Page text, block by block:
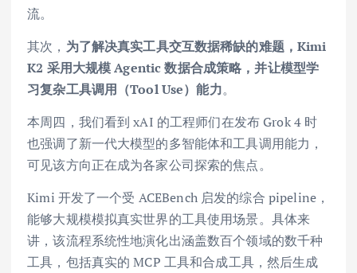
流。
其次， 为了解决真实工具交互数据稀缺的难题，Kimi
K2 采用大规模 Agentic 数据合成策略，并让模型学
习复杂工具调用（Tool Use）能力。
本周四，我们看到 xAI 的工程师们在发布 Grok 4 时
也强调了新一代大模型的多智能体和工具调用能力，
可见该方向正在成为各家公司探索的焦点。
Kimi 开发了一个受 ACEBench 启发的综合 pipeline，
能够大规模模拟真实世界的工具使用场景。具体来
讲，该流程系统性地演化出涵盖数百个领域的数千种
工具，包括真实的 MCP 工具和合成工具，然后生成